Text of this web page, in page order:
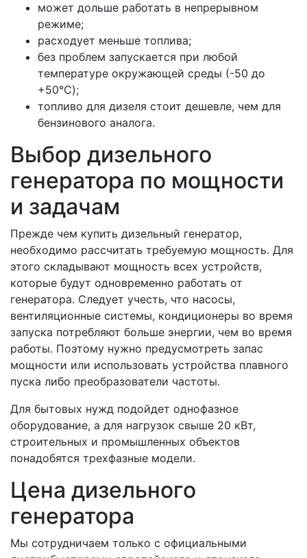
может дольше работать в непрерывном
режиме;
расходует меньше топлива;
без проблем запускается при любой
температуре окружающей среды (-50 до
+50°C);
топливо для дизеля стоит дешевле, чем для
бензинового аналога.
Выбор дизельного
генератора по мощности
и задачам
Прежде чем купить дизельный генератор,
необходимо рассчитать требуемую мощность. Для
этого складывают мощность всех устройств,
которые будут одновременно работать от
генератора. Следует учесть, что насосы,
вентиляционные системы, кондиционеры во время
запуска потребляют больше энергии, чем во время
работы. Поэтому нужно предусмотреть запас
мощности или использовать устройства плавного
пуска либо преобразователи частоты.
Для бытовых нужд подойдет однофазное
оборудование, а для нагрузок свыше 20 кВт,
строительных и промышленных объектов
понадобятся трехфазные модели.
Цена дизельного
генератора
Мы сотрудничаем только с официальными